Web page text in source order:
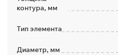
контура, мм
Тип элемента
Диаметр, мм